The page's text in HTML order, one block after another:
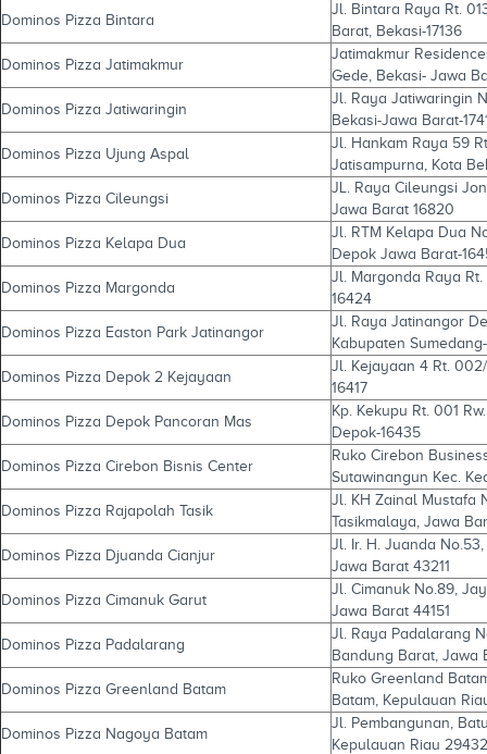
Dominos Pizza Bintara
Jl. Bintara Raya Rt.
Barat, Bekasi-17136
Dominos Pizza Jatimakmur
Jatimakmur
Gede, Bekasi- Jawa
Dominos Pizza Jatiwaringin
Jl. Raya Jatiwaringin
Bekasi-Jawa Barat-
Dominos Pizza Ujung Aspal
Jl. Hankam Raya 59
Jatisampurna, Kota
Dominos Pizza Cileungsi
JL. Raya Cileungsi
Jawa Barat 16820
Dominos Pizza Kelapa Dua
Jl. RTM Kelapa Dua
Depok Jawa Barat-
Dominos Pizza Margonda
Jl. Margonda Raya
16424
Dominos Pizza Easton Park Jatinangor
Jl. Raya Jatinangor
Kabupaten
Dominos Pizza Depok 2 Kejayaan
Jl. Kejayaan 4 Rt.
16417
Dominos Pizza Depok Pancoran Mas
Kp. Kekupu Rt. 001
Depok-16435
Dominos Pizza Cirebon Bisnis Center
Ruko Cirebon
Sutawinangun Kec.
Dominos Pizza Rajapolah Tasik
Jl. KH Zainal Mustafa
Tasikmalaya, Jawa
Dominos Pizza Djuanda Cianjur
Jl. Ir. H. Juanda
Jawa Barat 43211
Dominos Pizza Cimanuk Garut
Jl. Cimanuk No.89,
Jawa Barat 44151
Dominos Pizza Padalarang
Jl. Raya Padalarang
Bandung Barat, Jawa
Dominos Pizza Greenland Batam
Ruko Greenland
Batam, Kepulauan
Dominos Pizza Nagoya Batam
Jl. Pembangunan,
Kepulauan Riau 29432